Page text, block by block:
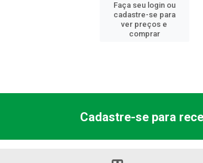
Faça seu login ou
cadastre-se para
ver preços e
comprar
Cadastre-se para